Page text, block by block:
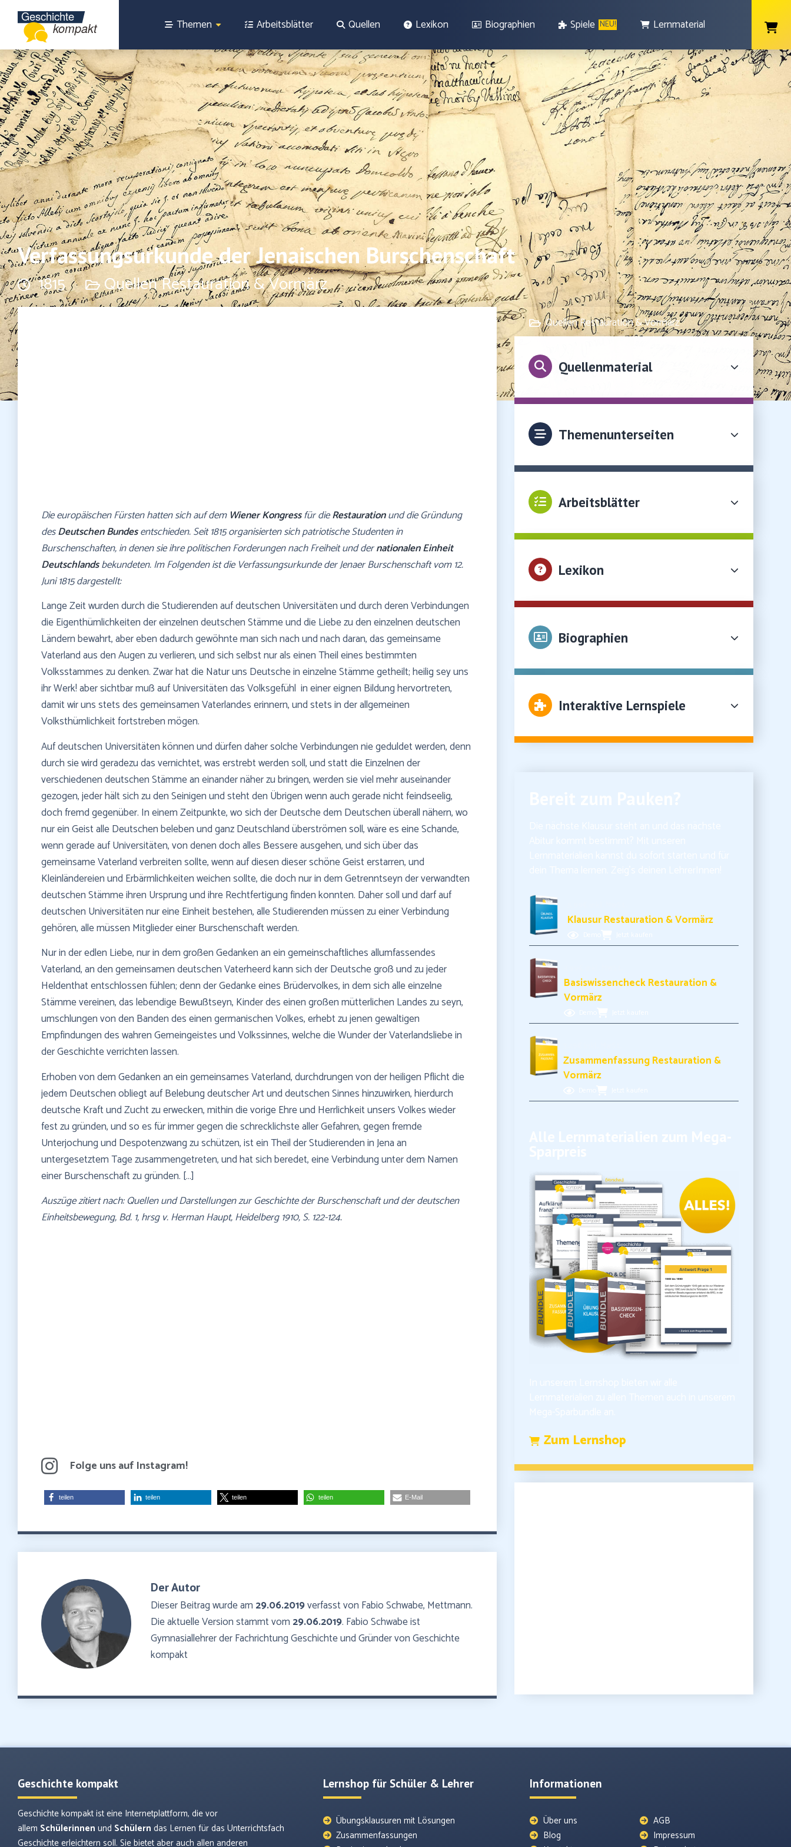
Themen Arbeitsblätter Quellen Lexikon Biographien Spiele NEU! Lernmaterial
Verfassungsurkunde der Jenaischen Burschenschaft
1815 Quellen Restauration & Vormärz
Die europäischen Fürsten hatten sich auf dem Wiener Kongressfür dieRestaurationund die Gründung
desDeutschen Bundesentschieden. Seit 1815 organisierten sich patriotische Studenten in
Burschenschaften, in denen sie ihre politischen Forderungen nach Freiheit und dernationalen Einheit
Deutschlandsbekundeten. Im Folgenden ist die Verfassungsurkunde der Jenaer Burschenschaft vom 12.
Juni 1815 dargestellt:
Lange Zeit wurden durch die Studierenden auf deutschen Universitäten und durch deren Verbindungen
die Eigenthümlichkeiten der einzelnen deutschen Stämme und die Liebe zu den einzelnen deutschen
Ländern bewahrt, aber eben dadurch gewöhnte man sich nach und nach daran, das gemeinsame
Vaterland aus den Augen zu verlieren, und sich selbst nur als einen Theil eines bestimmten
Volksstammes zu denken. Zwar hat die Natur uns Deutsche in einzelne Stämme getheilt; heilig sey uns
ihr Werk! aber sichtbar muß auf Universitäten das Volksgefühl in einer eignen Bildung hervortreten,
damit wir uns stets des gemeinsamen Vaterlandes erinnern, und stets in der allgemeinen
Volksthümlichkeit fortstreben mögen.
Auf deutschen Universitäten können und dürfen daher solche Verbindungen nie geduldet werden, denn
durch sie wird geradezu das vernichtet, was erstrebt werden soll, und statt die Einzelnen der
verschiedenen deutschen Stämme an einander näher zu bringen, werden sie viel mehr auseinander
gezogen, jeder hält sich zu den Seinigen und steht den Übrigen wenn auch gerade nicht feindseelig,
doch fremd gegenüber. In einem Zeitpunkte, wo sich der Deutsche dem Deutschen überall nähern, wo
nur ein Geist alle Deutschen beleben und ganz Deutschland überströmen soll, wäre es eine Schande,
wenn gerade auf Universitäten, von denen doch alles Bessere ausgehen, und sich über das
gemeinsame Vaterland verbreiten sollte, wenn auf diesen dieser schöne Geist erstarren, und
Kleinländereien und Erbärmlichkeiten weichen sollte, die doch nur in dem Getrenntseyn der verwandten
deutschen Stämme ihren Ursprung und ihre Rechtfertigung finden konnten. Daher soll und darf auf
deutschen Universitäten nur eine Einheit bestehen, alle Studierenden müssen zu einer Verbindung
gehören, alle müssen Mitglieder einer Burschenschaft werden.
Nur in der edlen Liebe, nur in dem großen Gedanken an ein gemeinschaftliches allumfassendes
Vaterland, an den gemeinsamen deutschen Vaterheerd kann sich der Deutsche groß und zu jeder
Heldenthat entschlossen fühlen; denn der Gedanke eines Brüdervolkes, in dem sich alle einzelne
Stämme vereinen, das lebendige Bewußtseyn, Kinder des einen großen mütterlichen Landes zu seyn,
umschlungen von den Banden des einen germanischen Volkes, erhebt zu jenen gewaltigen
Empfindungen des wahren Gemeingeistes und Volkssinnes, welche die Wunder der Vaterlandsliebe in
der Geschichte verrichten lassen.
Erhoben von dem Gedanken an ein gemeinsames Vaterland, durchdrungen von der heiligen Pflicht die
jedem Deutschen obliegt auf Belebung deutscher Art und deutschen Sinnes hinzuwirken, hierdurch
deutsche Kraft und Zucht zu erwecken, mithin die vorige Ehre und Herrlichkeit unsers Volkes wieder
fest zu gründen, und so es für immer gegen die schrecklichste aller Gefahren, gegen fremde
Unterjochung und Despotenzwang zu schützen, ist ein Theil der Studierenden in Jena an
untergesetztem Tage zusammengetreten, und hat sich beredet, eine Verbindung unter dem Namen
einer Burschenschaft zu gründen. […]
Auszüge zitiert nach: Quellen und Darstellungen zur Geschichte der Burschenschaft und der deutschen
Einheitsbewegung, Bd. 1, hrsg v. Herman Haupt, Heidelberg 1910, S. 122-124.
Folge uns auf Instagram!
teilen teilen teilen teilen E-Mail
Der Autor
Dieser Beitrag wurde am 29.06.2019verfasst von Fabio Schwabe, Mettmann.
Die aktuelle Version stammt vom 29.06.2019. Fabio Schwabe ist
Gymnasiallehrer der Fachrichtung Geschichte und Gründer von Geschichte
kompakt
Quellen Restauration & Vormärz
Quellenmaterial
Themenunterseiten
Arbeitsblätter
Lexikon
Biographien
Interaktive Lernspiele
Klausur Restauration & Vormärz
Basiswissencheck Restauration &
Vormärz
Zusammenfassung Restauration &
Vormärz
Zum Lernshop
Geschichte kompakt
Geschichte kompakt ist eine Internetplattform, die vor
allem Schülerinnen und Schülern das Lernen für das Unterrichtsfach
Geschichte erleichtern soll. Sie bietet aber auch allen anderen
Lernshop für Schüler & Lehrer
Übungsklausuren mit Lösungen
Zusammenfassungen
Informationen
Über uns
Blog
AGB
Impressum